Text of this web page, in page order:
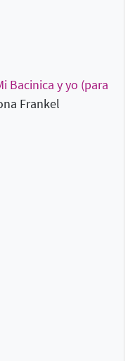
Bacinica y yo (para
Frankel